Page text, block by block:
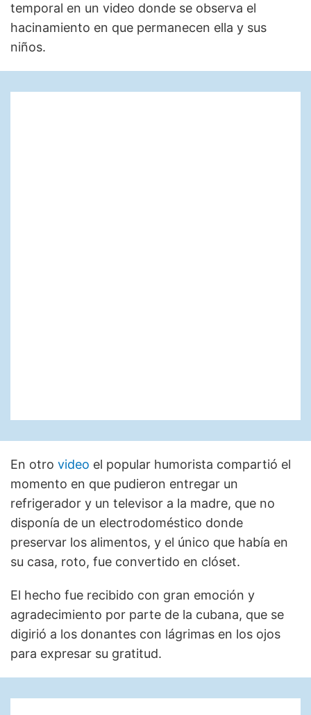
temporal en un video donde se observa el
hacinamiento en que permanecen ella y sus
niños.
En otro video el popular humorista compartió el
momento en que pudieron entregar un
refrigerador y un televisor a la madre, que no
disponía de un electrodoméstico donde
preservar los alimentos, y el único que había en
su casa, roto, fue convertido en clóset.
El hecho fue recibido con gran emoción y
agradecimiento por parte de la cubana, que se
digirió a los donantes con lágrimas en los ojos
para expresar su gratitud.